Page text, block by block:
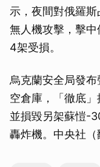
示，夜間對俄羅
無人機攻擊，擊
4架受損。
烏克蘭安全局發
空倉庫，「徹底
並損毀另架蘇愷-
轟炸機。中央社（